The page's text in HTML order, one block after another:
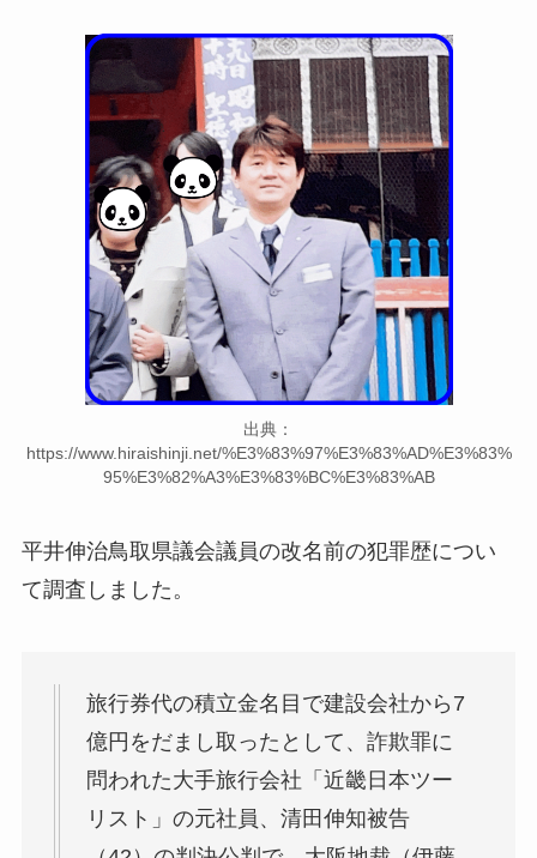
出典：
https://www.hiraishinji.net/%E3%83%97%E3%83%AD%E3%83%
95%E3%82%A3%E3%83%BC%E3%83%AB
平井伸治鳥取県議会議員の改名前の犯罪歴につい
て調査しました。
旅行券代の積立金名目で建設会社から7
億円をだまし取ったとして、詐欺罪に
問われた大手旅行会社「近畿日本ツー
リスト」の元社員、清田伸知被告